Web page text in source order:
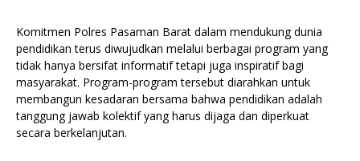
Komitmen Polres Pasaman Barat dalam mendukung dunia
pendidikan terus diwujudkan melalui berbagai program yang
tidak hanya bersifat informatif tetapi juga inspiratif bagi
masyarakat. Program-program tersebut diarahkan untuk
membangun kesadaran bersama bahwa pendidikan adalah
tanggung jawab kolektif yang harus dijaga dan diperkuat
secara berkelanjutan.